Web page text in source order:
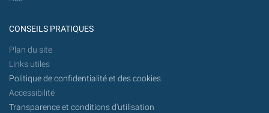
CONSEILS PRATIQUES
Plan du site
Links utiles
Politique de confidentialité et des cookies
Accessibilité
Transparence et conditions d'utilisation